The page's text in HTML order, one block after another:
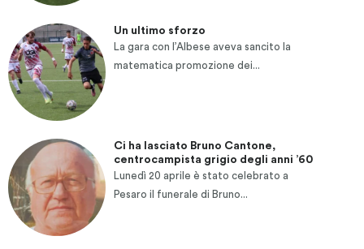
Un ultimo sforzo
La gara con l’Albese aveva sancito la
matematica promozione dei...
Ci ha lasciato Bruno Cantone,
centrocampista grigio degli anni ’60
Lunedì 20 aprile è stato celebrato a
Pesaro il funerale di Bruno...